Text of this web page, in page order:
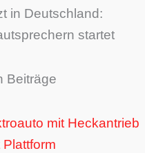
in Deutschland:
startet
Beiträge
mit Heckantrieb